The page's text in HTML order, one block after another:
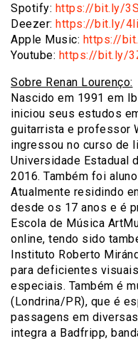
Spotify: https://bit.ly/
Deezer: https://bit.ly/
Apple Music: https://
Youtube: https://bit.ly/
Sobre Renan Lourenço:
Nascido em 1991 em
iniciou seus estudos
guitarrista e professor
ingressou no curso de
Universidade Estadual
2016. Também foi
Atualmente residindo
desde os 17 anos e é
Escola de Música
online, tendo sido
Instituto Roberto
para deficientes
especiais. Também é
(Londrina/PR), que é
passagens em
integra a Badfripp,